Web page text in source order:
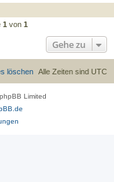
e
1 von 1
Gehe zu
Alle Zeiten sind UTC
löschen
Limited